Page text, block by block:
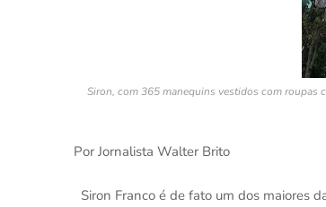
Siron, com 365 manequins vestidos com roupas
Por Jornalista Walter Brito
Siron Franco é de fato um dos maiores